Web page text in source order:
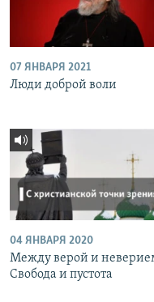
07 ЯНВАРЯ 2021
Люди доброй воли
04 ЯНВАРЯ 2020
Между верой и
Свобода и пустота